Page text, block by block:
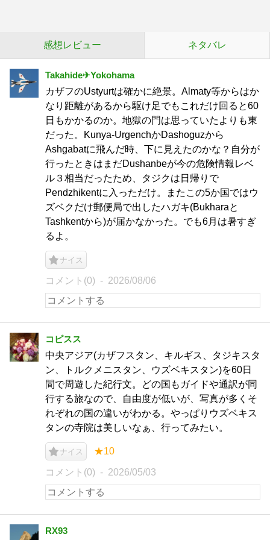
感想レビュー ネタバレ
Takahide✈Yokohama
カザフのUstyurtは確かに絶景。Almaty等からはか
なり距離があるから駆け足でもこれだけ回ると60
日もかかるのか。地獄の門は思っていたよりも東
だった。Kunya-UrgenchかDashoguzから
Ashgabatに飛んだ時、下に見えたのかな？自分が
行ったときはまだDushanbeが今の危険情報レベ
ル３相当だったため、タジクは日帰りで
Pendzhikentに入っただけ。またこの5か国ではウ
ズベクだけ郵便局で出したハガキ(Bukharaと
Tashkentから)が届かなかった。でも6月は暑すぎ
るよ。
ナイス
コメント(0) 2026/08/06
コピスス
中央アジア(カザフスタン、キルギス、タジキスタ
ン、トルクメニスタン、ウズベキスタン)を60日
間で周遊した紀行文。どの国もガイドや通訳が同
行する旅なので、自由度が低いが、写真が多くそ
れぞれの国の違いがわかる。やっぱりウズベキス
タンの寺院は美しいなぁ、行ってみたい。
ナイス ★10
コメント(0) 2026/05/03
RX93